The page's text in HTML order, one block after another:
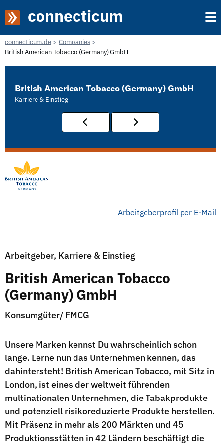
connecticum
connecticum.de
Companies
British American Tobacco (Germany) GmbH
British American Tobacco (Germany) GmbH
Karriere & Einstieg
Arbeitgeberprofil per E-Mail
Arbeitgeber, Karriere & Einstieg
British American Tobacco
(Germany) GmbH
Konsumgüter/ FMCG
Unsere Marken kennst Du wahrscheinlich schon
lange. Lerne nun das Unternehmen kennen, das
dahintersteht! British American Tobacco, mit Sitz in
London, ist eines der weltweit führenden
multinationalen Unternehmen, die Tabakprodukte
und potenziell risikoreduzierte Produkte herstellen.
Mit Präsenz in mehr als 200 Märkten und 45
Produktionsstätten in 42 Ländern beschäftigt die